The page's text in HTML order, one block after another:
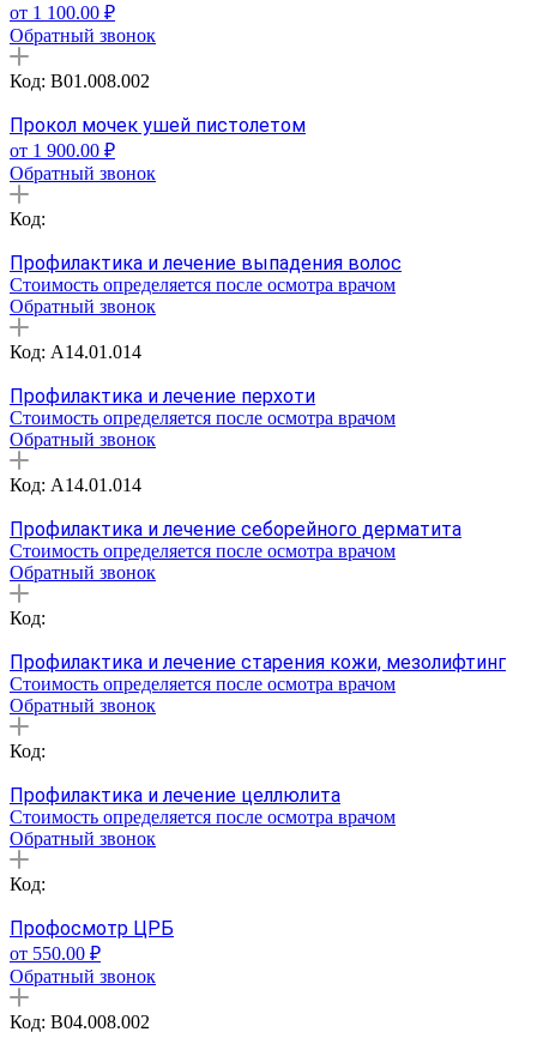
от 1 100.00 ₽
Обратный звонок
Код: B01.008.002
Прокол мочек ушей пистолетом
от 1 900.00 ₽
Обратный звонок
Код:
Профилактика и лечение выпадения волос
Стоимость определяется после осмотра врачом
Обратный звонок
Код: A14.01.014
Профилактика и лечение перхоти
Стоимость определяется после осмотра врачом
Обратный звонок
Код: A14.01.014
Профилактика и лечение себорейного дерматита
Стоимость определяется после осмотра врачом
Обратный звонок
Код:
Профилактика и лечение старения кожи, мезолифтинг
Стоимость определяется после осмотра врачом
Обратный звонок
Код:
Профилактика и лечение целлюлита
Стоимость определяется после осмотра врачом
Обратный звонок
Код:
Профосмотр ЦРБ
от 550.00 ₽
Обратный звонок
Код: B04.008.002